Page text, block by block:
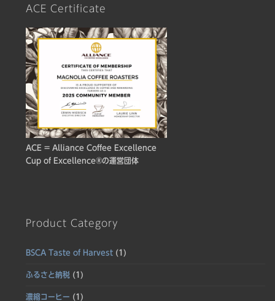
ACE Certificate
ACE = Alliance Coffee Excellence
Cup of Excellence®の運営団体
Product Category
BSCA Taste of Harvest (1)
ふるさと納税 (1)
濃縮コーヒー (1)